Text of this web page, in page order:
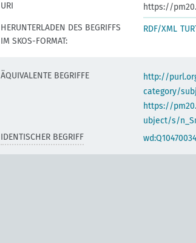
URI
https://
HERUNTERLADEN DES BEGRIFFS
IM SKOS-FORMAT:
RDF/XML
ÄQUIVALENTE BEGRIFFE
http://
category/
https://
ubject/s/
IDENTISCHER BEGRIFF